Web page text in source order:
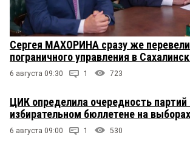
Сергея МАХОРИНА сразу же
пограничного управления в
6 августа 09:30 1 723
ЦИК определила очередность партий
избирательном бюллетене на выборах
6 августа 09:00 1 530